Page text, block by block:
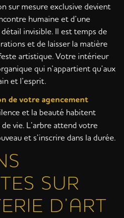
sur mesure exclusive devient
humaine et d’une
invisible. Il est temps de
et de laisser la matière
artistique. Votre intérieur
qui n’appartient qu’aux
et l’esprit.
de votre agencement
et la beauté habitent
vie. L’arbre attend votre
et s’inscrire dans la durée.
SUR
D’ART